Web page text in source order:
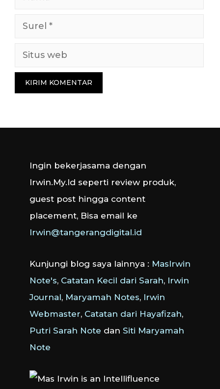
Surel
Situs
Ingin bekerjasama dengan
Irwin.My.Id seperti review produk,
guest post hingga content
placement, Bisa email ke
Irwin@tangerangdigital.id
Kunjungi blog saya lainnya : MasIrwin
Note's, Catatan Kecil dari Sarah, Irwin
Journal, Maryamah Notes, Irwin
Webmaster, Catatan dari Hayafizah,
Putri Sarah Note dan Siti Maryamah
Note